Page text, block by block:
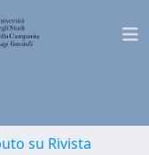
su Rivista